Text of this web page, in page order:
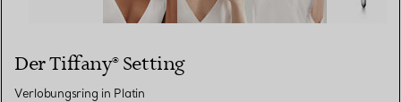
Der Tiffany® Setting
Verlobungsring in Platin